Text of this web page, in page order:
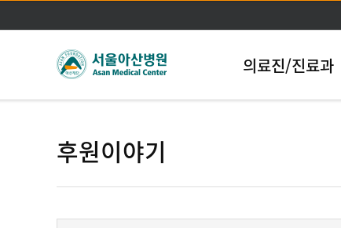
의료진/진료과
후원이야기